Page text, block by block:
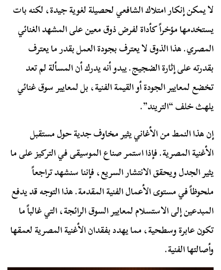
لا يمكن إنكار امتلاك الشافعي لحصيلة لغوية جيدة، لكنه بات
يستخدمها مؤخراً كأداة لفرض ذوق معين على المشهد الغنائي
المصري. هذا الذوق لا يعترف بجودة العمل بقدر ما يعترف
بقدرته على إثارة الضجيج. يبدو أنه يدرك أن المسألة لم تعد
تخضع لمعايير الجودة أو القيمة الفنية، بل لمعايير سوق غنائي
يلهث خلف “التريند”.
إن هذا النمط من الأغاني يثير مخاوف جدية حول مستقبل
الأغنية المصرية. فإذا استمر صناع الموسيقى في التركيز على ما
يثير الجدل ويحقق الانتشار السريع، فإننا سنشهد تراجعاً
ملحوظاً في مستوى الأعمال الفنية المقدمة. هذا التوجه قد يدفع
المبدعين إلى الاستسلام لمعايير السوق الرائجة، التي غالباً ما
تكون عابرة وسطحية، مما يهدد بفقدان الأغنية المصرية لعمقها
وأصالتها الفنية.